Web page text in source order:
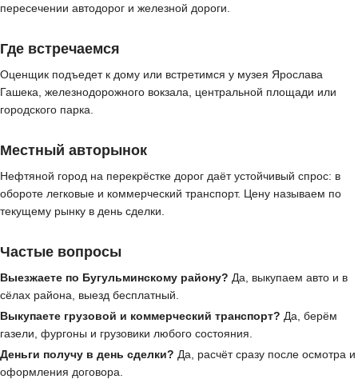
пересечении автодорог и железной дороги.
Где встречаемся
Оценщик подъедет к дому или встретимся у музея Ярослава
Гашека, железнодорожного вокзала, центральной площади или
городского парка.
Местный авторынок
Нефтяной город на перекрёстке дорог даёт устойчивый спрос: в
обороте легковые и коммерческий транспорт. Цену называем по
текущему рынку в день сделки.
Частые вопросы
Выезжаете по Бугульминскому району? Да, выкупаем авто и в
сёлах района, выезд бесплатный.
Выкупаете грузовой и коммерческий транспорт? Да, берём
газели, фургоны и грузовики любого состояния.
Деньги получу в день сделки? Да, расчёт сразу после осмотра и
оформления договора.